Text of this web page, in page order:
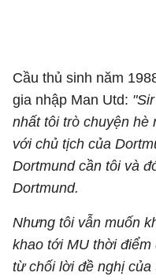
Cầu thủ sinh năm
gia nhập Man Utd:
nhất tôi trò chuyện hè
với chủ tịch của
Dortmund cần tôi và
Dortmund.
Nhưng tôi vẫn muốn
khao tới MU thời
từ chối lời đề nghị